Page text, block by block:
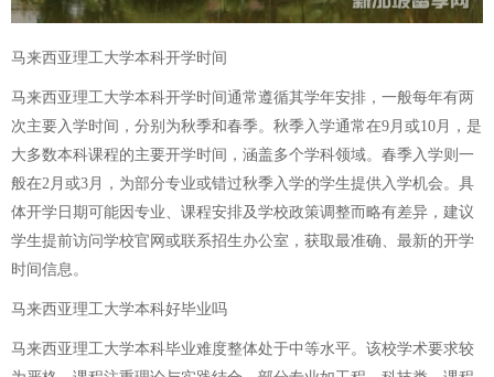
马来西亚理工大学本科开学时间
马来西亚理工大学本科开学时间通常遵循其学年安排，一般每年有两
次主要入学时间，分别为秋季和春季。秋季入学通常在9月或10月，是
大多数本科课程的主要开学时间，涵盖多个学科领域。春季入学则一
般在2月或3月，为部分专业或错过秋季入学的学生提供入学机会。具
体开学日期可能因专业、课程安排及学校政策调整而略有差异，建议
学生提前访问学校官网或联系招生办公室，获取最准确、最新的开学
时间信息。
马来西亚理工大学本科好毕业吗
马来西亚理工大学本科毕业难度整体处于中等水平。该校学术要求较